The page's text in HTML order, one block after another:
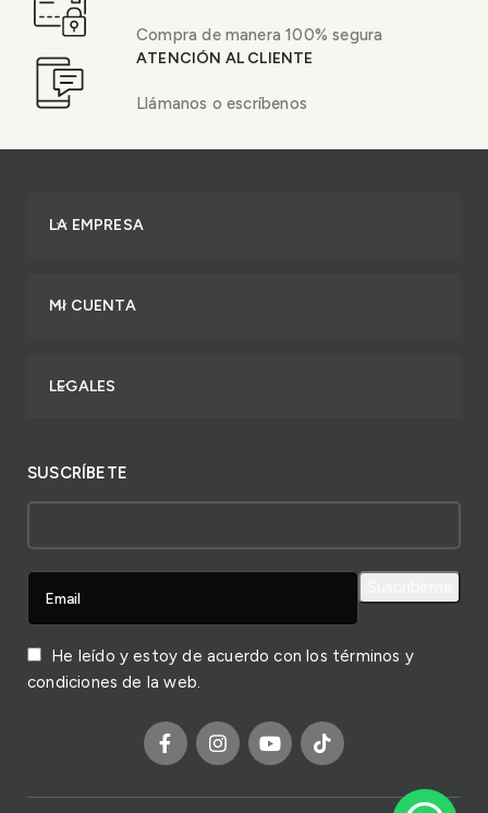
Compra de manera 100% segura
ATENCIÓN AL CLIENTE
Llámanos o escríbenos
LA EMPRESA
MI CUENTA
LEGALES
SUSCRÍBETE
He leído y estoy de acuerdo con los términos y
condiciones de la web.